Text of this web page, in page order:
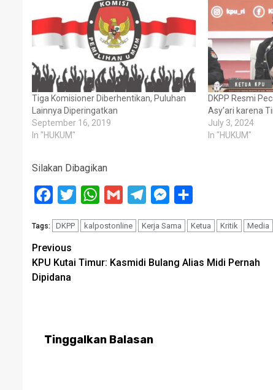
Tiga Komisioner Diberhentikan, Puluhan
Lainnya Diperingatkan
September 16, 2019
In "HUKUM"
DKPP Resmi
Asy’ari karena
July 3, 2024
In "HUKUM"
Silakan Dibagikan
Facebook
Twitter WhatsApp
Gmail TelegramMessenger
Tags: DKPP kalpostonline Kerja Sama Ketua Kritik Media
Post
navigation
Previous
KPU Kutai Timur: Kasmidi Bulang Alias Midi Pernah
Dipidana
Tinggalkan Balasan